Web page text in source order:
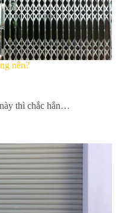
nên?
thì chắc hẳn…